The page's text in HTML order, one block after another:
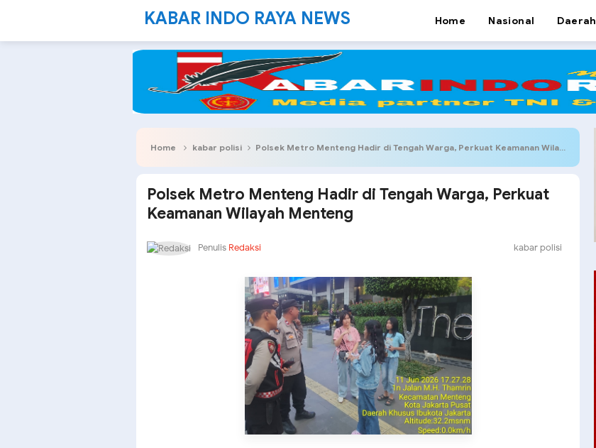
KABAR INDO RAYA NEWS Home Nasional Daerah
Home kabar polisi Polsek Metro Menteng Hadir di Tengah Warga, Perkuat Keamanan Wilayah Menteng
Polsek Metro Menteng Hadir di Tengah Warga, Perkuat
Keamanan Wilayah Menteng
Penulis Redaksi kabar polisi